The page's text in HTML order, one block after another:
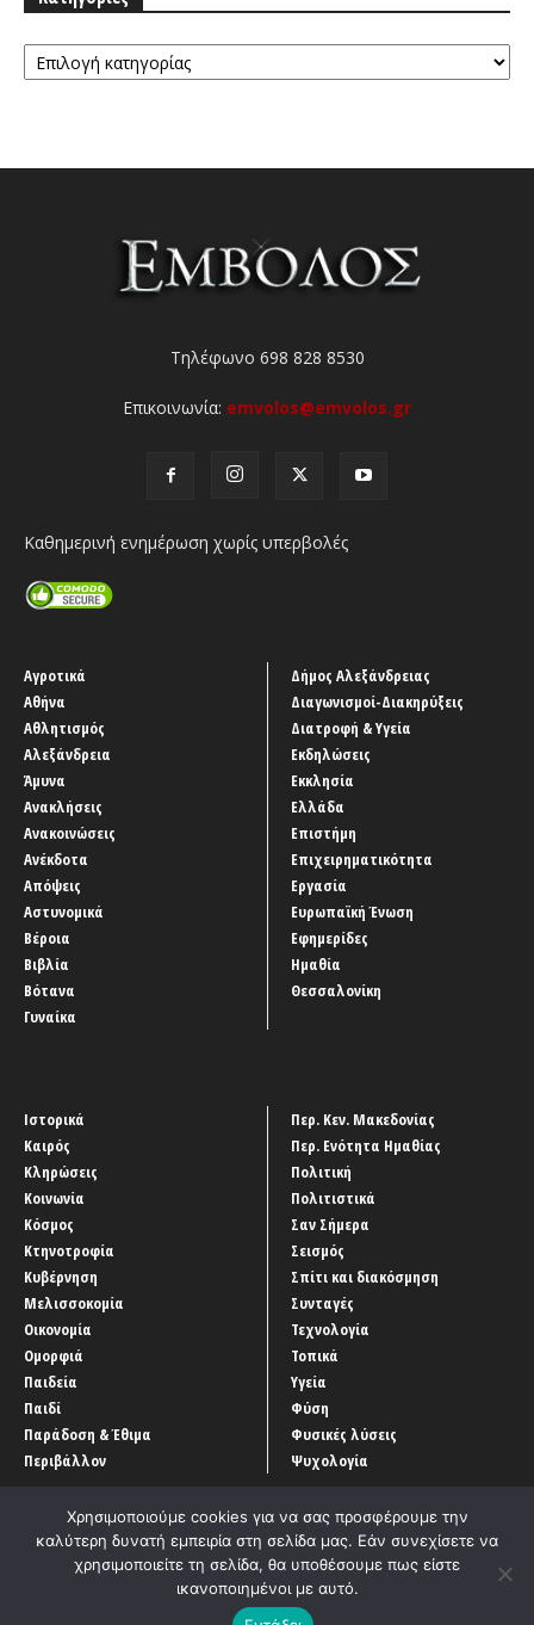
Κατηγορίες
Τηλέφωνο 698 828 8530
Επικοινωνία: emvolos@emvolos.gr
Καθημερινή ενημέρωση χωρίς υπερβολές
Αγροτικά
Αθήνα
Αθλητισμός
Αλεξάνδρεια
Άμυνα
Ανακλήσεις
Ανακοινώσεις
Ανέκδοτα
Απόψεις
Αστυνομικά
Βέροια
Βιβλία
Βότανα
Γυναίκα
Δήμος Αλεξάνδρειας
Διαγωνισμοί-Διακηρύξεις
Διατροφή & Υγεία
Εκδηλώσεις
Εκκλησία
Ελλάδα
Επιστήμη
Επιχειρηματικότητα
Εργασία
Ευρωπαϊκή Ένωση
Εφημερίδες
Ημαθία
Θεσσαλονίκη
Ιστορικά
Καιρός
Κληρώσεις
Κοινωνία
Κόσμος
Κτηνοτροφία
Κυβέρνηση
Μελισσοκομία
Οικονομία
Ομορφιά
Παιδεία
Παιδί
Παράδοση & Έθιμα
Περιβάλλον
Περ. Κεν. Μακεδονίας
Περ. Ενότητα Ημαθίας
Πολιτική
Πολιτιστικά
Σαν Σήμερα
Σεισμός
Σπίτι και διακόσμηση
Συνταγές
Τεχνολογία
Τοπικά
Υγεία
Φύση
Φυσικές λύσεις
Ψυχολογία
‘Οροι χρήσης Αρχείο Άρθρων
Χρησιμοποιούμε cookies για να σας προσφέρουμε την
καλύτερη δυνατή εμπειρία στη σελίδα μας. Εάν συνεχίσετε να
χρησιμοποιείτε τη σελίδα, θα υποθέσουμε πως είστε
ικανοποιημένοι με αυτό.